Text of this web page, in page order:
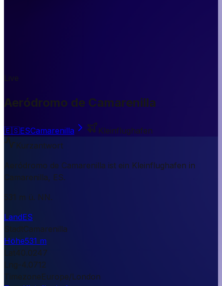
Live
Aeródromo de Camarenilla
🇪🇸ESCamarenilla
Kleinflughafen
Kurzantwort
Aeródromo de Camarenilla ist ein Kleinflughafen in
Camarenilla, ES.
531 m ü. NN.
LandES
StadtCamarenilla
Höhe531 m
Lat40.0247
Lng-4.0712
TimezoneEurope/London